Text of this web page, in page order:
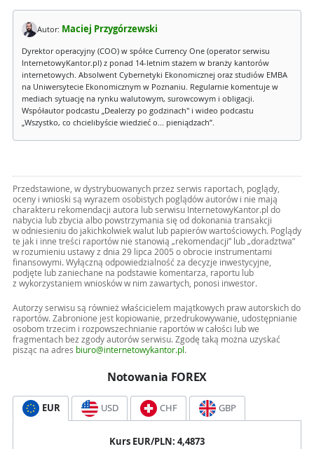
Autor: Maciej Przygórzewski
Dyrektor operacyjny (COO) w spółce Currency One (operator serwisu
InternetowyKantor.pl) z ponad 14-letnim stażem w branży kantorów
internetowych. Absolwent Cybernetyki Ekonomicznej oraz studiów EMBA
na Uniwersytecie Ekonomicznym w Poznaniu. Regularnie komentuje w
mediach sytuację na rynku walutowym, surowcowym i obligacji.
Współautor podcastu „Dealerzy po godzinach" i wideo podcastu
„Wszystko, co chcielibyście wiedzieć o... pieniądzach”.
Przedstawione, w dystrybuowanych przez serwis raportach, poglądy,
oceny i wnioski są wyrazem osobistych poglądów autorów i nie mają
charakteru rekomendacji autora lub serwisu InternetowyKantor.pl do
nabycia lub zbycia albo powstrzymania się od dokonania transakcji
w odniesieniu do jakichkolwiek walut lub papierów wartościowych. Poglądy
te jak i inne treści raportów nie stanowią „rekomendacji” lub „doradztwa”
w rozumieniu ustawy z dnia 29 lipca 2005 o obrocie instrumentami
finansowymi. Wyłączną odpowiedzialność za decyzje inwestycyjne,
podjęte lub zaniechane na podstawie komentarza, raportu lub
z wykorzystaniem wniosków w nim zawartych, ponosi inwestor.
Autorzy serwisu są również właścicielem majątkowych praw autorskich do
raportów. Zabronione jest kopiowanie, przedrukowywanie, udostępnianie
osobom trzecim i rozpowszechnianie raportów w całości lub we
fragmentach bez zgody autorów serwisu. Zgodę taką można uzyskać
pisząc na adres biuro@internetowykantor.pl .
Notowania FOREX
EUR USD CHF GBP
Kurs EUR/PLN: 4,4873